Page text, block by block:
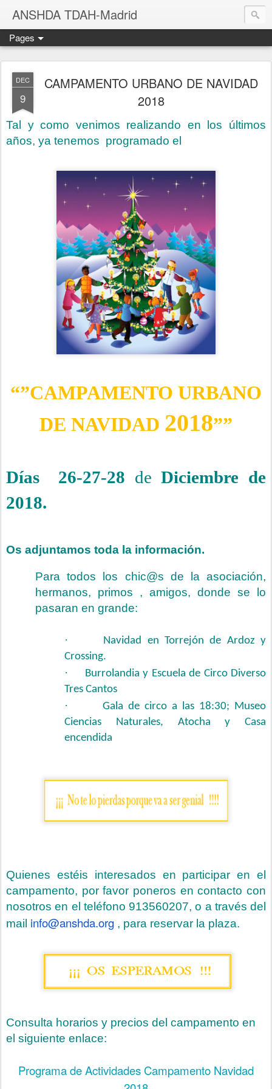
ANSHDA TDAH-Madrid
Pages
DEC
9
CAMPAMENTO URBANO DE NAVIDAD
2018
Tal y como venimos realizando en los últimos
años, ya tenemos programado el
“”CAMPAMENTO URBANO
DE NAVIDAD 2018””
Días 26-27-28 deDiciembre de
2018.
Os adjuntamos toda la información.
Para todos los chic@s de la asociación,
hermanos, primos , amigos, donde se lo
pasaran en grande:
·
Navidad en Torrejón de Ardoz y
Crossing.
·
Burrolandia y Escuela de Circo Diverso
Tres Cantos
·
Gala de circo a las 18:30; Museo
Ciencias Naturales, Atocha y Casa
encendida
Quienes estéis interesados en participar en el
campamento, por favor poneros en contacto con
nosotros en el teléfono 913560207, o a través del
mail info@anshda.org , para reservar la plaza.
Consulta horarios y precios del campamento en
el siguiente enlace:
Programa de Actividades Campamento Navidad